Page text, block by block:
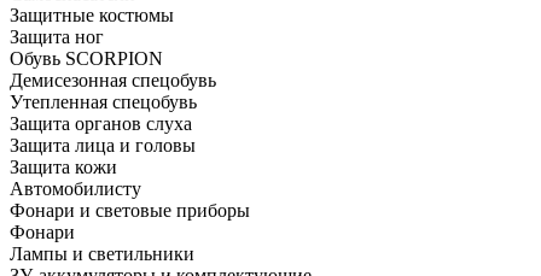
Защитные костюмы
Защита ног
Обувь SCORPION
Демисезонная спецобувь
Утепленная спецобувь
Защита органов слуха
Защита лица и головы
Защита кожи
Автомобилисту
Фонари и световые приборы
Фонари
Лампы и светильники